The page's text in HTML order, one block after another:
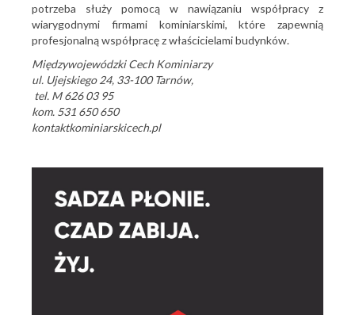
potrzeba służy pomocą w nawiązaniu współpracy z
wiarygodnymi firmami kominiarskimi, które zapewnią
profesjonalną współpracę z właścicielami budynków.
Międzywojewódzki Cech Kominiarzy
ul. Ujejskiego 24, 33-100 Tarnów,
tel. M 626 03 95
kom. 531 650 650
kontaktkominiarskicech.pl